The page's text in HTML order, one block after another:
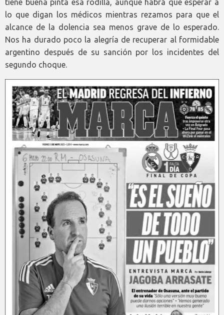
tiene buena pinta esa rodilla, aunque habrá que esperar a
lo que digan los médicos mientras rezamos para que el
alcance de la dolencia sea menos grave de lo esperado.
Nos ha durado poco la alegría de recuperar al formidable
argentino después de su sanción por los incidentes del
segundo choque.